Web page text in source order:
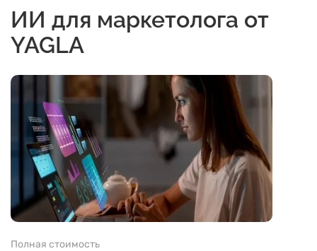
ИИ для маркетолога от
YAGLA
Полная стоимость